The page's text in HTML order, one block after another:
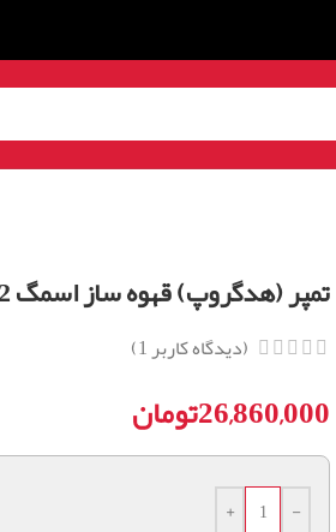
تمپر (هدگروپ) قهوه ساز اسمگ BCC02
(دیدگاه کاربر1
)
26,860,000تومان
-
+